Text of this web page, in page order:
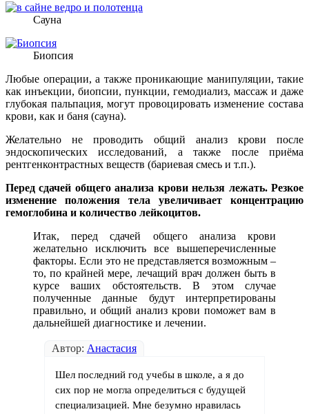
Сауна
Биопсия
Любые операции, а также проникающие манипуляции, такие
как инъекции, биопсии, пункции, гемодиализ, массаж и даже
глубокая пальпация, могут провоцировать изменение состава
крови, как и баня (сауна).
Желательно не проводить общий анализ крови после
эндоскопических исследований, а также после приёма
рентгенконтрастных веществ (бариевая смесь и т.п.).
Перед сдачей общего анализа крови нельзя лежать. Резкое
изменение положения тела увеличивает концентрацию
гемоглобина и количество лейкоцитов.
Итак, перед сдачей общего анализа крови
желательно исключить все вышеперечисленные
факторы. Если это не представляется возможным –
то, по крайней мере, лечащий врач должен быть в
курсе ваших обстоятельств. В этом случае
полученные данные будут интерпретированы
правильно, и общий анализ крови поможет вам в
дальнейшей диагностике и лечении.
Автор: Анастасия
Шел последний год учебы в школе, а я до
сих пор не могла определиться с будущей
специализацией. Мне безумно нравилась